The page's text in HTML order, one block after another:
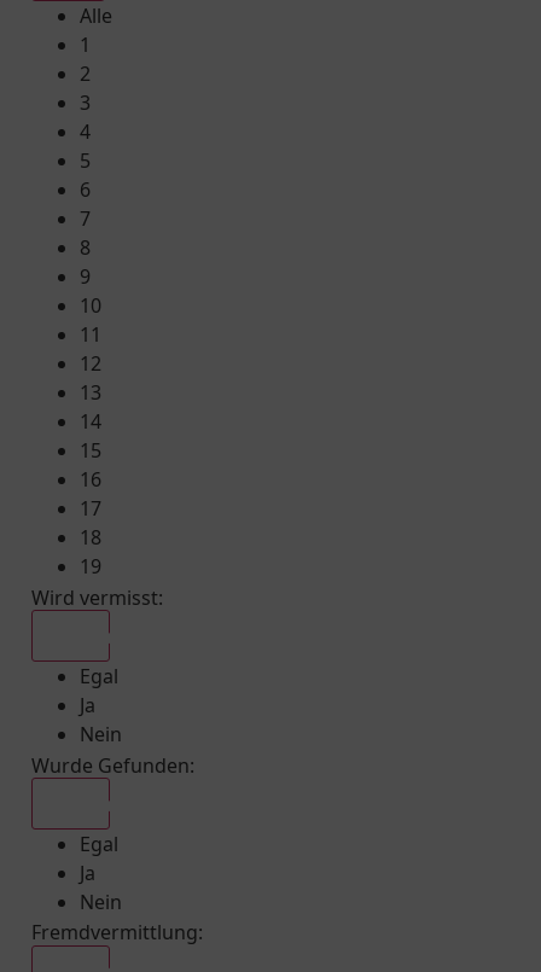
Alle
1
2
3
4
5
6
7
8
9
10
11
12
13
14
15
16
17
18
19
Wird vermisst:
Egal
Ja
Nein
Wurde Gefunden:
Egal
Ja
Nein
Fremdvermittlung: